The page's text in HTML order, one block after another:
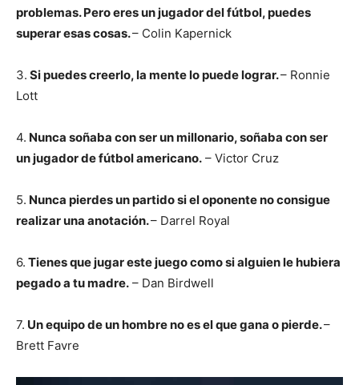
problemas. Pero eres un jugador del fútbol, puedes
superar esas cosas.– Colin Kapernick
3. Si puedes creerlo, la mente lo puede lograr.– Ronnie
Lott
4. Nunca soñaba con ser un millonario, soñaba con ser
un jugador de fútbol americano. – Victor Cruz
5. Nunca pierdes un partido si el oponente no consigue
realizar una anotación.– Darrel Royal
6. Tienes que jugar este juego como si alguien le hubiera
pegado a tu madre. – Dan Birdwell
7. Un equipo de un hombre no es el que gana o pierde.–
Brett Favre